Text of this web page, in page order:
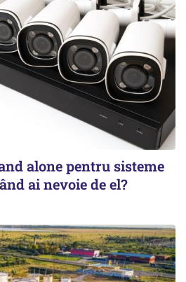
alone pentru sisteme
ai nevoie de el?